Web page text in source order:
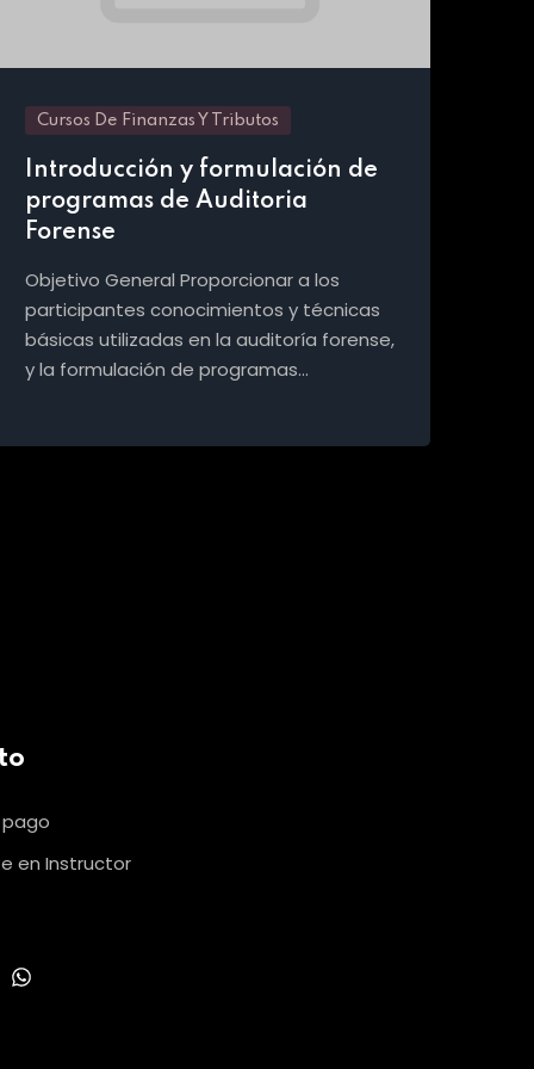
Cursos De Finanzas Y Tributos
Introducción y formulación de
programas de Auditoria
Forense
Objetivo General Proporcionar a los
participantes conocimientos y técnicas
básicas utilizadas en la auditoría forense,
y la formulación de programas…
en Instructor